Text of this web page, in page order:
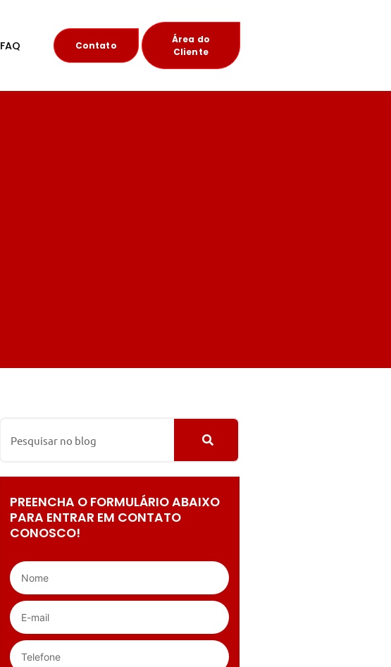
FAQ Contato
Área do
Cliente
PREENCHA O FORMULÁRIO ABAIXO
PARA ENTRAR EM CONTATO
CONOSCO!